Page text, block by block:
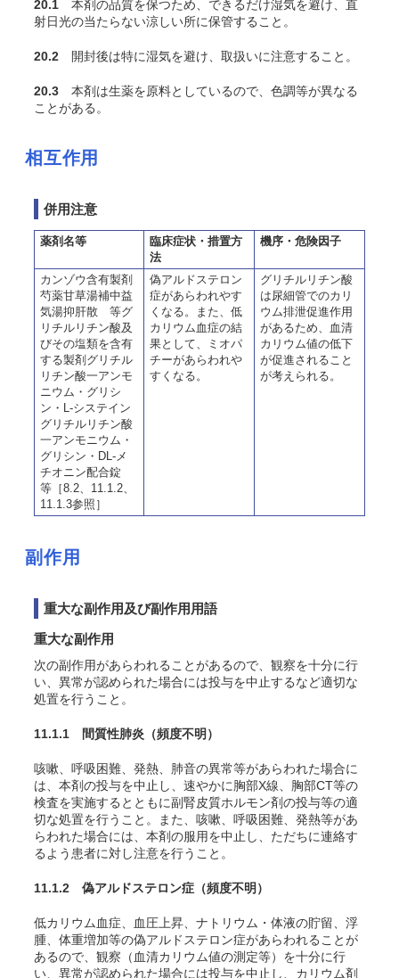
20.1 本剤の品質を保つため、できるだけ湿気を避け、直
射日光の当たらない涼しい所に保管すること。
20.2 開封後は特に湿気を避け、取扱いに注意すること。
20.3 本剤は生薬を原料としているので、色調等が異なる
ことがある。
相互作用
併用注意
薬剤名等
臨床症状・措置方
法
機序・危険因子
カンゾウ含有製剤
芍薬甘草湯補中益
気湯抑肝散 等グ
リチルリチン酸及
びその塩類を含有
する製剤グリチル
リチン酸一アンモ
ニウム・グリシ
ン・L-システイン
グリチルリチン酸
一アンモニウム・
グリシン・DL-メ
チオニン配合錠
等［8.2、11.1.2、
11.1.3参照］
偽アルドステロン
症があらわれやす
くなる。また、低
カリウム血症の結
果として、ミオパ
チーがあらわれや
すくなる。
グリチルリチン酸
は尿細管でのカリ
ウム排泄促進作用
があるため、血清
カリウム値の低下
が促進されること
が考えられる。
副作用
重大な副作用及び副作用用語
重大な副作用
次の副作用があらわれることがあるので、観察を十分に行
い、異常が認められた場合には投与を中止するなど適切な
処置を行うこと。
11.1.1 間質性肺炎 （頻度不明）
咳嗽、呼吸困難、発熱、肺音の異常等があらわれた場合に
は、本剤の投与を中止し、速やかに胸部X線、胸部CT等の
検査を実施するとともに副腎皮質ホルモン剤の投与等の適
切な処置を行うこと。また、咳嗽、呼吸困難、発熱等があ
らわれた場合には、本剤の服用を中止し、ただちに連絡す
るよう患者に対し注意を行うこと。
11.1.2 偽アルドステロン症 （頻度不明）
低カリウム血症、血圧上昇、ナトリウム・体液の貯留、浮
腫、体重増加等の偽アルドステロン症があらわれることが
あるので、観察（血清カリウム値の測定等）を十分に行
い、異常が認められた場合には投与を中止し、カリウム剤